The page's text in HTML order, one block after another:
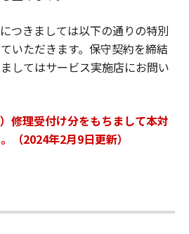
つきましては以下の通りの特別
いただきます。保守契約を締結
してはサービス実施店にお問い
修理受付け分をもちまして本対
（2024年2月9日更新）